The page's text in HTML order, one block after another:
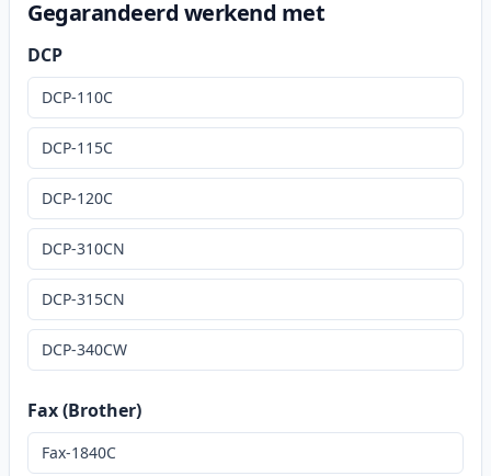
Gegarandeerd werkend met
DCP
DCP-110C
DCP-115C
DCP-120C
DCP-310CN
DCP-315CN
DCP-340CW
Fax (Brother)
Fax-1840C